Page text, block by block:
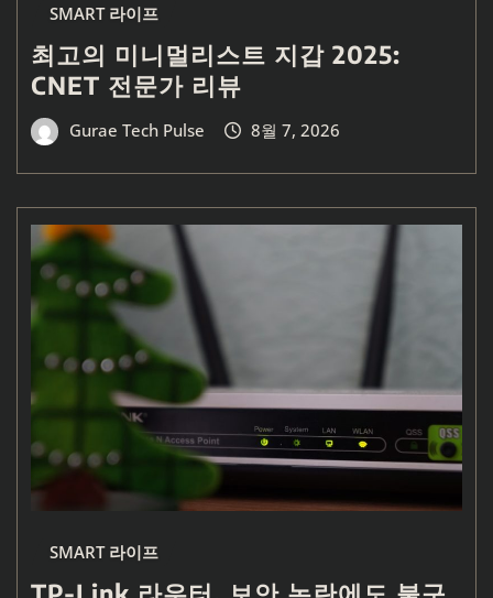
SMART 라이프
최고의 미니멀리스트 지갑 2025:
CNET 전문가 리뷰
Gurae Tech Pulse 8월 7, 2026
SMART 라이프